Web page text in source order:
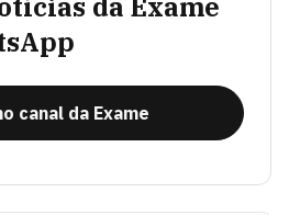
canal da Exame